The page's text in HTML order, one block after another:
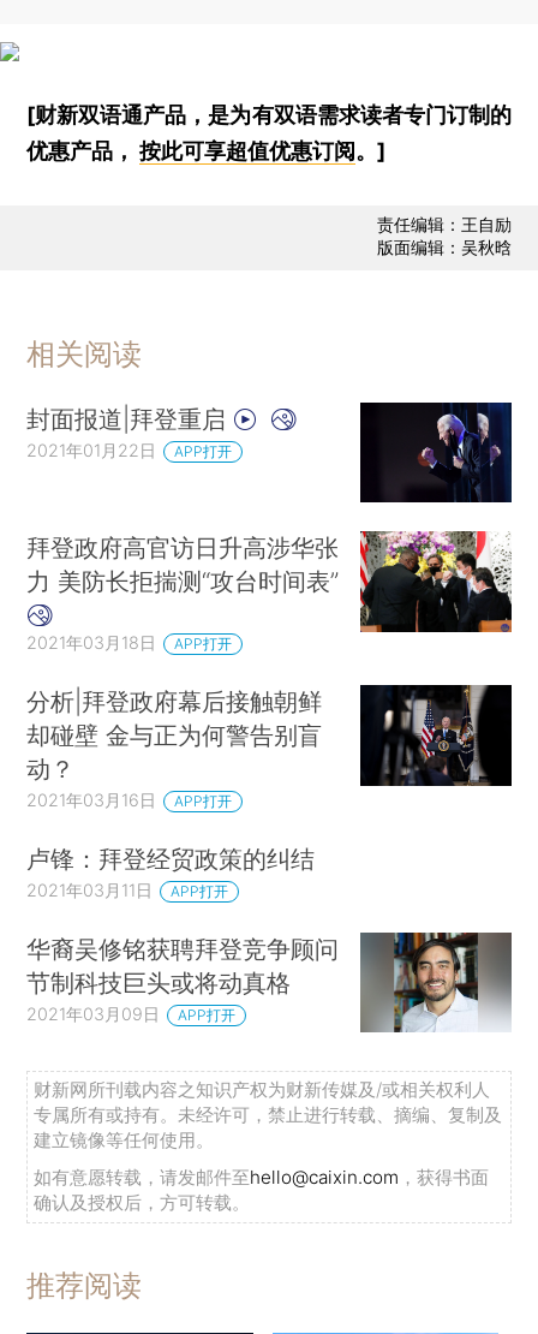
[财新双语通产品，是为有双语需求读者专门订制的
优惠产品，按此可享超值优惠订阅 。]
责任编辑：王自励
版面编辑：吴秋晗
相关阅读
封面报道|拜登重启
2021年01月22日 APP打开
拜登政府高官访日升高涉华张
力 美防长拒揣测“攻台时间表”
2021年03月18日 APP打开
分析|拜登政府幕后接触朝鲜
却碰壁 金与正为何警告别盲
动？
2021年03月16日 APP打开
卢锋：拜登经贸政策的纠结
2021年03月11日 APP打开
华裔吴修铭获聘拜登竞争顾问
节制科技巨头或将动真格
2021年03月09日 APP打开
财新网所刊载内容之知识产权为财新传媒及/或相关权利人
专属所有或持有。未经许可，禁止进行转载、摘编、复制及
建立镜像等任何使用。
如有意愿转载，请发邮件至hello@caixin.com ，获得书面
确认及授权后，方可转载。
推荐阅读